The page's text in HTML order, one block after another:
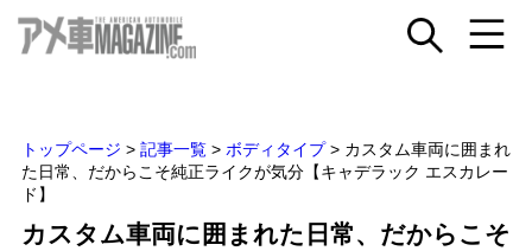
トップページ > 記事一覧 > ボディタイプ > カスタム車両に囲まれ
た日常、だからこそ純正ライクが気分【キャデラック エスカレー
ド】
カスタム車両に囲まれた日常、だからこそ